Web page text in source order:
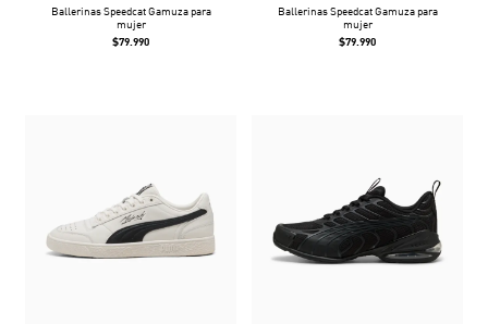
Ballerinas Speedcat Gamuza para
mujer
$79.990
Ballerinas Speedcat Gamuza para
mujer
$79.990